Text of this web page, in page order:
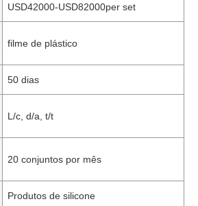
USD42000-USD82000per set
filme de plástico
50 dias
L/c, d/a, t/t
20 conjuntos por mês
Produtos de silicone